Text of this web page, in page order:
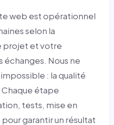
web est opérationnel
selon la
projet et votre
Nous ne
: la qualité
étape
tests, mise en
garantir un résultat